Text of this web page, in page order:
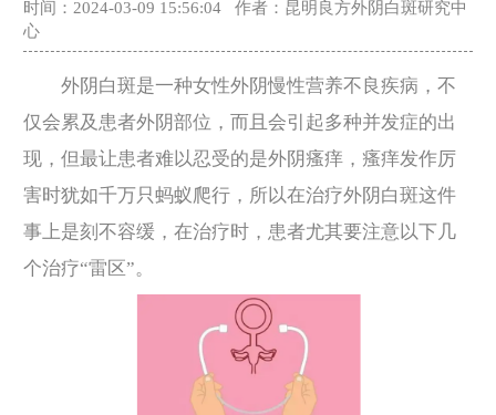
时间：2024-03-09 15:56:04
作者：昆明良方外阴白斑研究中
心
外阴白斑是一种女性外阴慢性营养不良疾病，不
仅会累及患者外阴部位，而且会引起多种并发症的出
现，但最让患者难以忍受的是外阴瘙痒，瘙痒发作厉
害时犹如千万只蚂蚁爬行，所以在治疗外阴白斑这件
事上是刻不容缓，在治疗时，患者尤其要注意以下几
个治疗“雷区”。